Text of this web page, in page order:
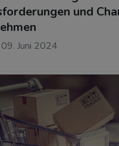
und
Juni 2024